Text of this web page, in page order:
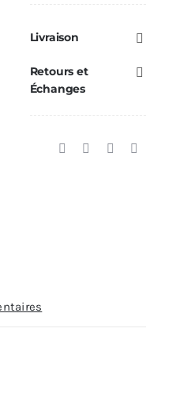
Toit
Pente
30/45°
Livraison
Retours et
Échanges